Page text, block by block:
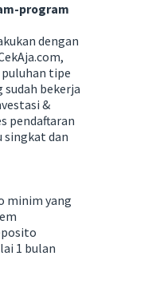
program
dengan
tipe
sudah bekerja
&
pendaftaran
singkat dan
minim yang
1 bulan